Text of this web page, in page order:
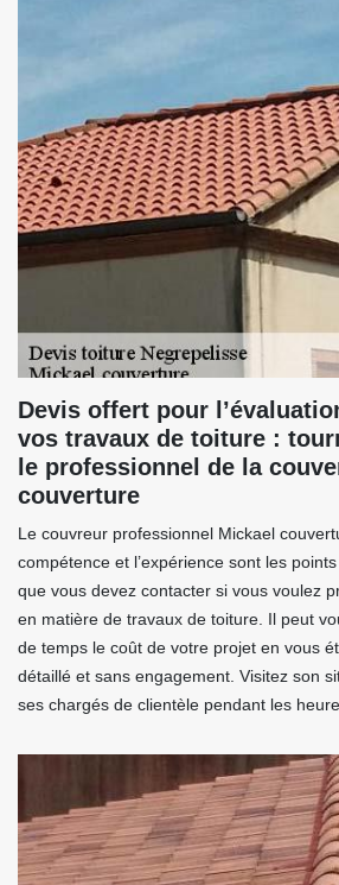
Devis offert pour
vos travaux de toiture :
le professionnel de la
couverture
Le couvreur professionnel Mickael
compétence et l’expérience sont les
que vous devez contacter si vous voulez
en matière de travaux de toiture. Il peut
de temps le coût de votre projet en vous
détaillé et sans engagement. Visitez son
ses chargés de clientèle pendant les